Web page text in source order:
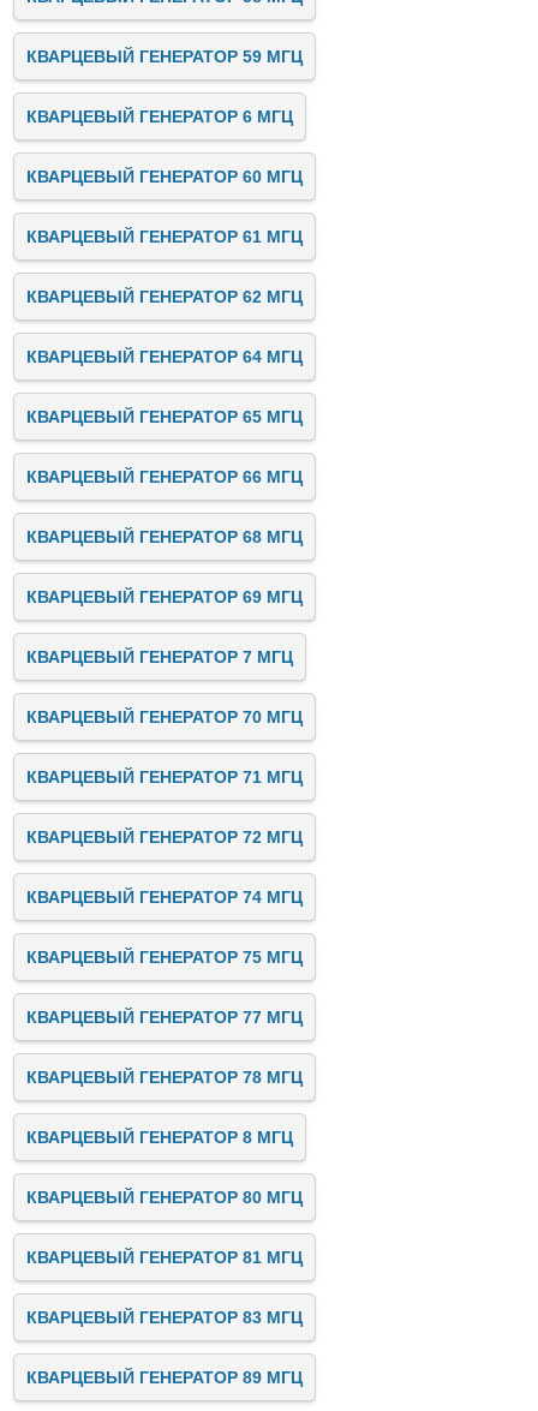
КВАРЦЕВЫЙ ГЕНЕРАТОР 59 МГЦ
КВАРЦЕВЫЙ ГЕНЕРАТОР 6 МГЦ
КВАРЦЕВЫЙ ГЕНЕРАТОР 60 МГЦ
КВАРЦЕВЫЙ ГЕНЕРАТОР 61 МГЦ
КВАРЦЕВЫЙ ГЕНЕРАТОР 62 МГЦ
КВАРЦЕВЫЙ ГЕНЕРАТОР 64 МГЦ
КВАРЦЕВЫЙ ГЕНЕРАТОР 65 МГЦ
КВАРЦЕВЫЙ ГЕНЕРАТОР 66 МГЦ
КВАРЦЕВЫЙ ГЕНЕРАТОР 68 МГЦ
КВАРЦЕВЫЙ ГЕНЕРАТОР 69 МГЦ
КВАРЦЕВЫЙ ГЕНЕРАТОР 7 МГЦ
КВАРЦЕВЫЙ ГЕНЕРАТОР 70 МГЦ
КВАРЦЕВЫЙ ГЕНЕРАТОР 71 МГЦ
КВАРЦЕВЫЙ ГЕНЕРАТОР 72 МГЦ
КВАРЦЕВЫЙ ГЕНЕРАТОР 74 МГЦ
КВАРЦЕВЫЙ ГЕНЕРАТОР 75 МГЦ
КВАРЦЕВЫЙ ГЕНЕРАТОР 77 МГЦ
КВАРЦЕВЫЙ ГЕНЕРАТОР 78 МГЦ
КВАРЦЕВЫЙ ГЕНЕРАТОР 8 МГЦ
КВАРЦЕВЫЙ ГЕНЕРАТОР 80 МГЦ
КВАРЦЕВЫЙ ГЕНЕРАТОР 81 МГЦ
КВАРЦЕВЫЙ ГЕНЕРАТОР 83 МГЦ
КВАРЦЕВЫЙ ГЕНЕРАТОР 89 МГЦ